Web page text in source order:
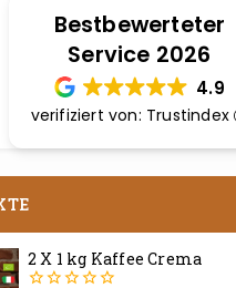
Bestbewerteter
Service 2026
4.9
verifiziert von: Trustindex
2 X 1 kg Kaffee Crema